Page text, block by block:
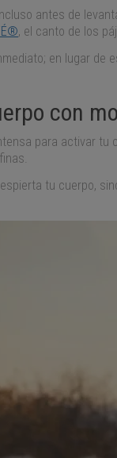
antes de
, el canto de los
en lugar
con
para activar
tu cuerpo,